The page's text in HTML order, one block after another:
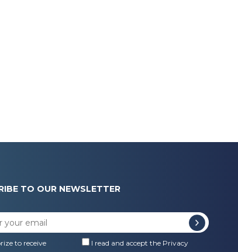
TO OUR NEWSLETTER
to receive
I read and accept the Privacy